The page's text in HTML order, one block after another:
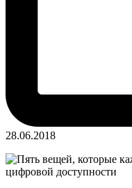
28.06.2018